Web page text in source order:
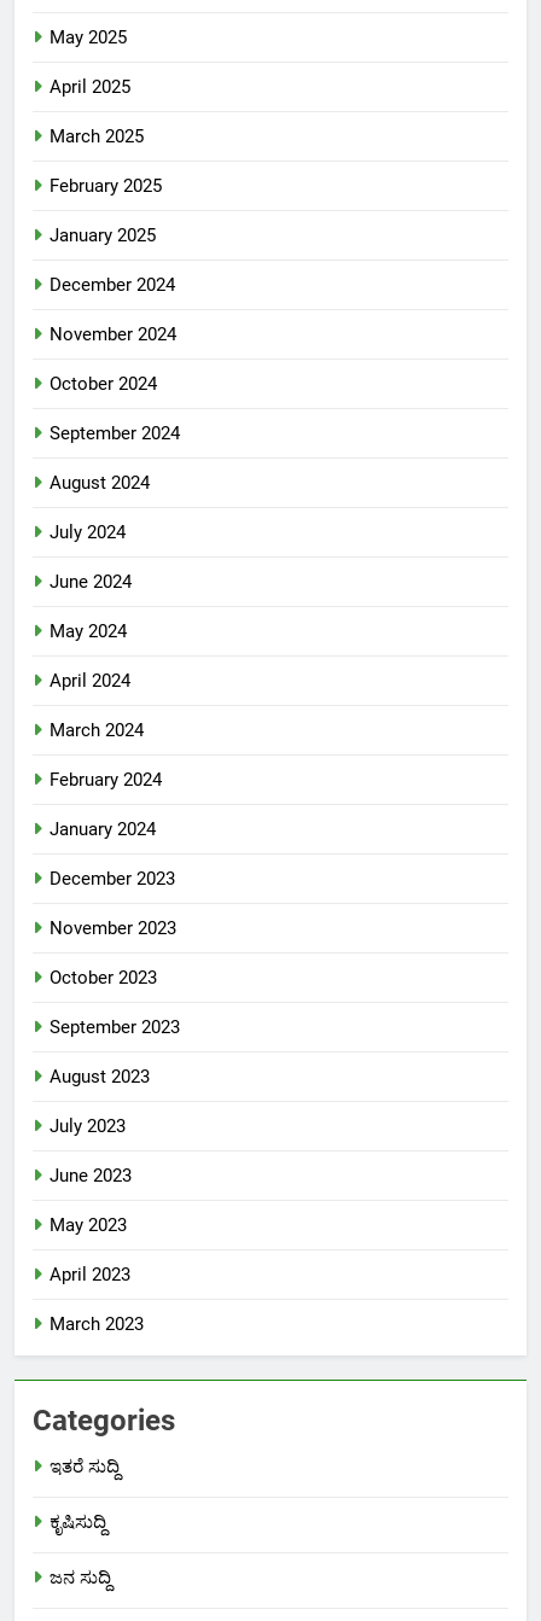
May 2025
April 2025
March 2025
February 2025
January 2025
December 2024
November 2024
October 2024
September 2024
August 2024
July 2024
June 2024
May 2024
April 2024
March 2024
February 2024
January 2024
December 2023
November 2023
October 2023
September 2023
August 2023
July 2023
June 2023
May 2023
April 2023
March 2023
Categories
ಇತರೆ ಸುದ್ದಿ
ಕೃಷಿಸುದ್ದಿ
ಜನ ಸುದ್ದಿ